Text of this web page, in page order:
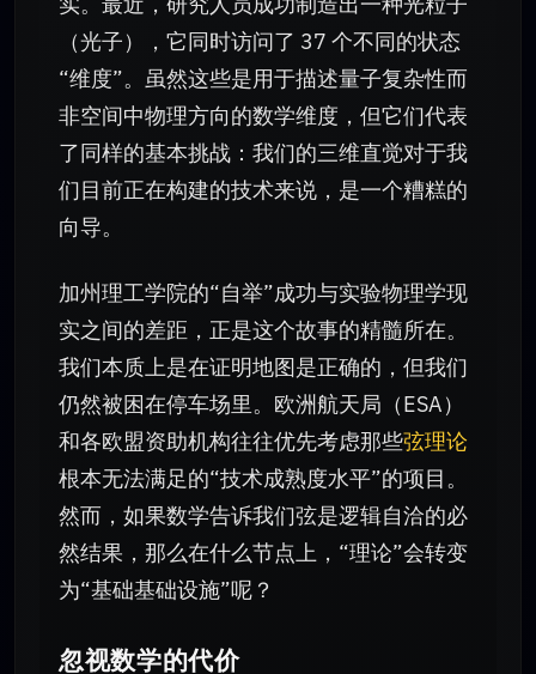
（光子），它同时访问了 37 个不同的状态
“维度”。虽然这些是用于描述量子复杂性而
非空间中物理方向的数学维度，但它们代表
了同样的基本挑战：我们的三维直觉对于我
们目前正在构建的技术来说，是一个糟糕的
向导。
加州理工学院的“自举”成功与实验物理学现
实之间的差距，正是这个故事的精髓所在。
我们本质上是在证明地图是正确的，但我们
仍然被困在停车场里。欧洲航天局（ESA）
和各欧盟资助机构往往优先考虑那些弦理论
根本无法满足的“技术成熟度水平”的项目。
然而，如果数学告诉我们弦是逻辑自洽的必
然结果，那么在什么节点上，“理论”会转变
为“基础基础设施”呢？
忽视数学的代价